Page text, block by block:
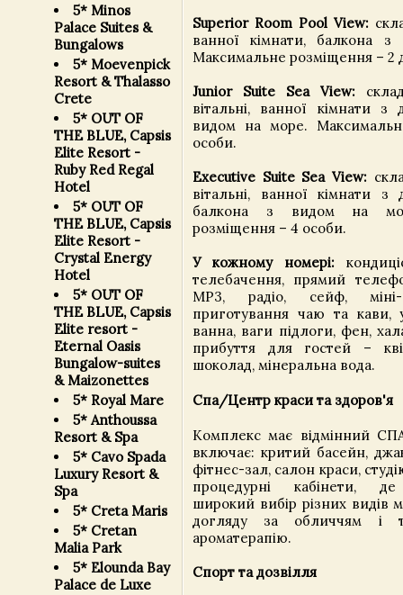
5* Minos
Palace Suites &
Bungalows
5* Moevenpick
Resort & Thalasso
Crete
5* OUT OF
THE BLUE, Capsis
Elite Resort -
Ruby Red Regal
Hotel
5* OUT OF
THE BLUE, Capsis
Elite Resort -
Crystal Energy
Hotel
5* OUT OF
THE BLUE, Capsis
Elite resort -
Eternal Oasis
Bungalow-suites
& Maizonettes
5* Royal Mare
5* Anthoussa
Resort & Spa
5* Cavo Spada
Luxury Resort &
Spa
5* Creta Maris
5* Cretan
Malia Park
5* Elounda Bay
Palace de Luxe
Superior Room Pool View:
ванної кімнати, балкона
Максимальне розміщення – 2
Junior Suite Sea View:
вітальні, ванної кімнати з
видом на море.
особи.
Executive Suite Sea View:
вітальні, ванної кімнати з
балкона з видом на
розміщення – 4 особи.
У кожному номері:
телебачення, прямий
MP3, радіо, сейф,
приготування чаю та кави,
ванна, ваги підлоги, фен,
прибуття для гостей –
шоколад, мінеральна вода.
Спа/Центр краси та здоров'я
Комплекс має відмінний
включає: критий басейн,
фітнес-зал, салон краси,
процедурні кабінети,
широкий вибір різних видів
догляду за обличчям і
ароматерапію.
Спорт та дозвілля